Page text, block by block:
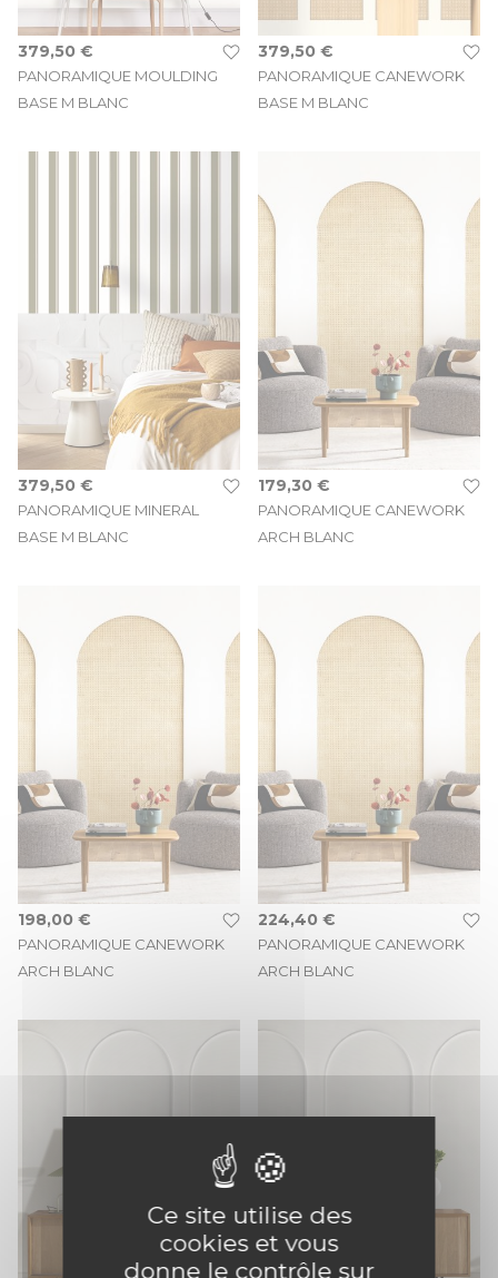
PANORAMIQUE MOULDING
BASE M BLANC
379,50 €
PANORAMIQUE CANEWORK
BASE M BLANC
379,50 €
PANORAMIQUE MINERAL
BASE M BLANC
379,50 €
PANORAMIQUE CANEWORK
ARCH BLANC
179,30 €
PANORAMIQUE CANEWORK
ARCH BLANC
198,00 €
PANORAMIQUE CANEWORK
ARCH BLANC
224,40 €
Ce site utilise des
cookies et vous
donne le contrôle sur